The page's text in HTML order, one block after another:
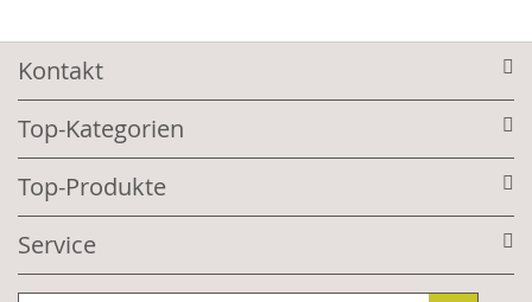
Kontakt
Top-Kategorien
Top-Produkte
Service